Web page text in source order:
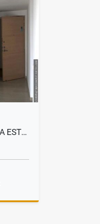
APARTAMENTO EN VENTA EN LA ESTRELLA, SECTOR LA ALDEA